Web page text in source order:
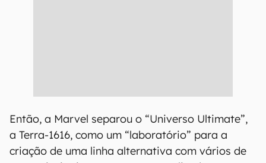
Então, a Marvel separou o “Universo Ultimate”,
a Terra-1616, como um “laboratório” para a
criação de uma linha alternativa com vários de